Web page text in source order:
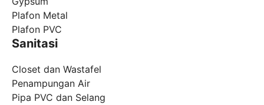
Plafon Metal
Plafon PVC
Sanitasi
Closet dan Wastafel
Penampungan Air
Pipa PVC dan Selang